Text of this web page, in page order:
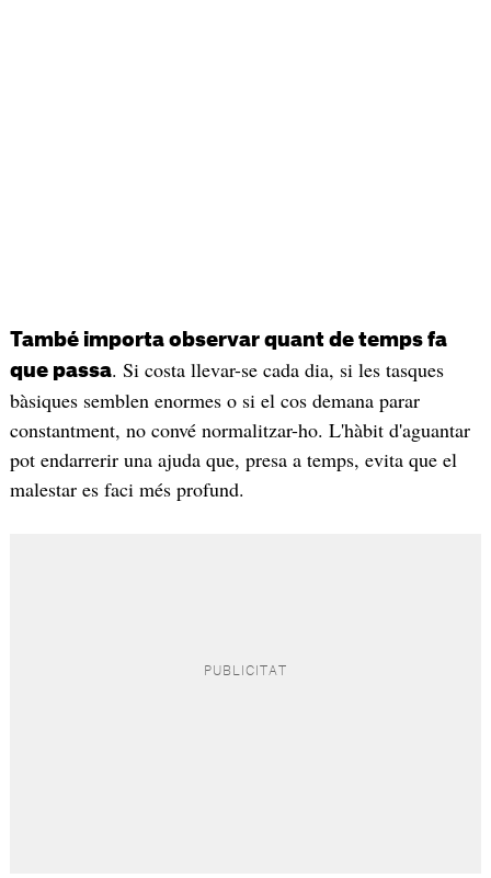
També importa observar quant de temps fa
que passa. Si costa llevar-se cada dia, si les tasques
bàsiques semblen enormes o si el cos demana parar
constantment, no convé normalitzar-ho. L'hàbit d'aguantar
pot endarrerir una ajuda que, presa a temps, evita que el
malestar es faci més profund.